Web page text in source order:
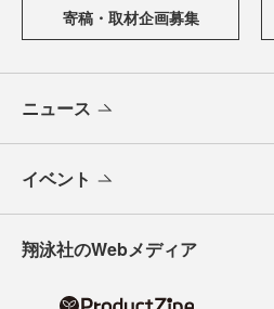
寄稿・取材企画募集
ニュース
イベント
翔泳社のWebメディア